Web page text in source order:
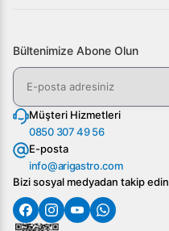
Bültenimize Abone Olun
Müşteri Hizmetleri
0850 307 49 56
E-posta
info@arigastro.com
Bizi sosyal medyadan takip edin